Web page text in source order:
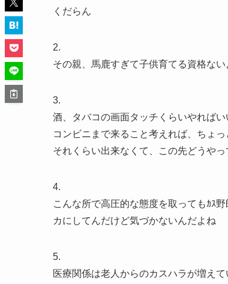
くだらん
2.
その親、馬鹿すぎて子供育てる資格ない
3.
酒、タバコの画面タッチくらいやればい
コンビニまで来ること考えれば、ちょ
それくらい出来なくて、この先どうや
4.
こんな所で高圧的な態度を取ってもｶｽ
カにしてんだけど気づかないんだよね
5.
医療関係は老人からのカスハラが増えて